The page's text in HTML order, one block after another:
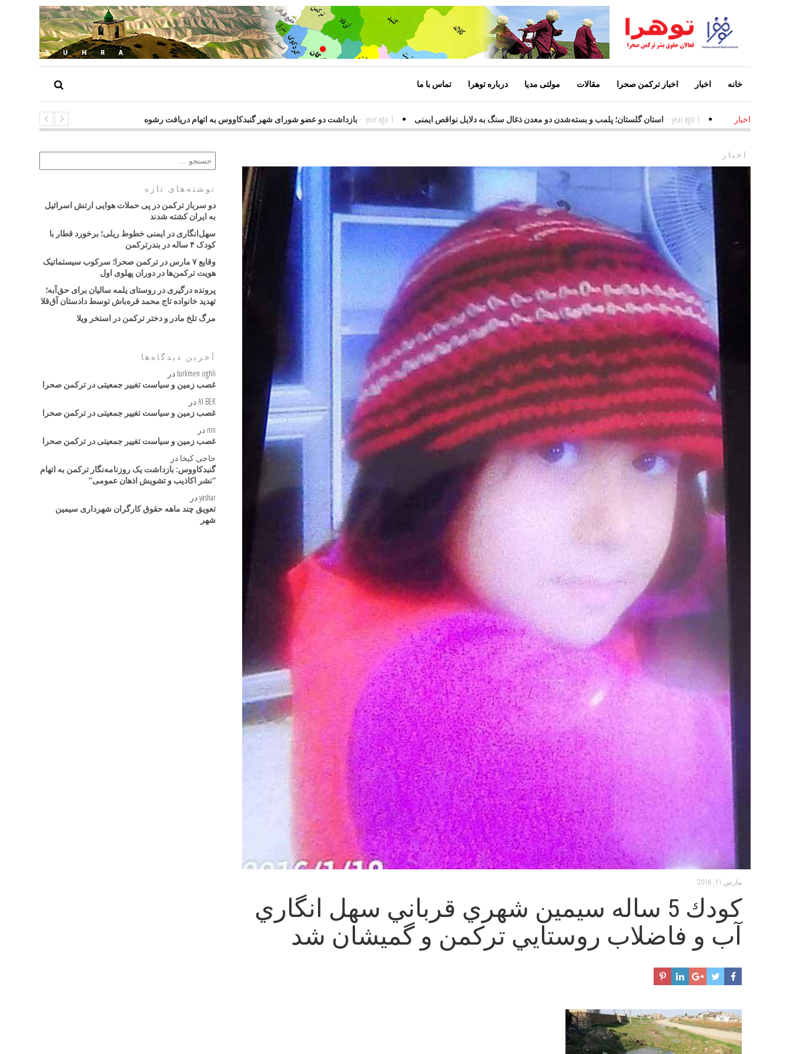
خانه اخبار اخبار ترکمن صحرا مقالات مولتی مدیا درباره توهرا تماس با ما
اخبار
عامل افزایش معلولین 1 year ago
- استان گلستان؛ پلمب و بسته‌شدن دو معدن ذغال سنگ به دلایل نواقص ایمنی 1 year ago
- بازداشت دو عضو شورای شهر گنبدکاووس به اتهام دریافت رشوه
اخبار
مارس 11, 2016
كودك 5 ساله سيمين شهري قرباني سهل انگاري
آب و فاضلاب روستايي تركمن و گميشان شد
نوشته‌های تازه
دو سرباز ترکمن در پی حملات هوایی ارتش اسرائیل
به ایران کشته شدند
سهل‌انگاری در ایمنی خطوط ریلی؛ برخورد قطار با
کودک ۴ ساله در بندرترکمن
وقایع ۷ مارس در ترکمن صحرا؛ سرکوب سیستماتیک
هویت ترکمن‌ها در دوران پهلوی اول
پرونده درگیری در روستای یلمه سالیان برای حق‌آبه؛
تهدید خانواده تاج محمد قره‌باش توسط دادستان آق‌قلا
مرگ تلخ مادر و دختر ترکمن در استخر ویلا
آخرین دیدگاه‌ها
turkmen oghliدر
غصب زمین و سیاست تغییر جمعیتی در ترکمن صحرا
AI BEKدر
غصب زمین و سیاست تغییر جمعیتی در ترکمن صحرا
mn در
غصب زمین و سیاست تغییر جمعیتی در ترکمن صحرا
حاجی کیخا در
گنبدکاووس: بازداشت یک روزنامه‌نگار ترکمن به اتهام
“نشر اکاذیب و تشویش اذهان عمومی”
yasharدر
تعویق چند ماهه حقوق کارگران شهرداری سیمین
شهر